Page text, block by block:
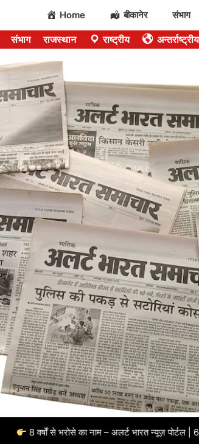
Home बीकानेर संभाग
संभाग राजस्थान राष्ट्रीय अन्तर्राष्ट्रीय
नाम – अलर्ट भारत न्यूज़ पोर्टल | 6 वर्षों से जनसेवा में